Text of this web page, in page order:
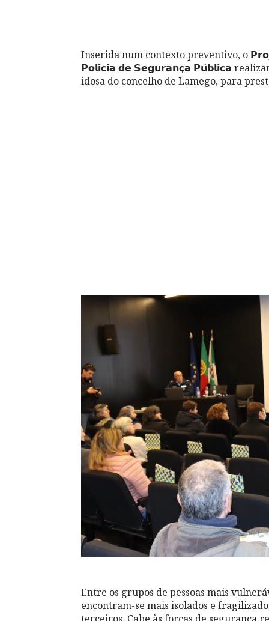
Inserida num contexto preventivo, o
𝗣𝗼𝗹𝗶́𝗰𝗶𝗮 𝗱𝗲 𝗦𝗲𝗴𝘂𝗿𝗮𝗻𝗰̧𝗮 𝗣𝘂́𝗯𝗹𝗶𝗰𝗮
idosa do concelho de Lamego, para
Entre os grupos de pessoas mais
encontram-se mais isolados e